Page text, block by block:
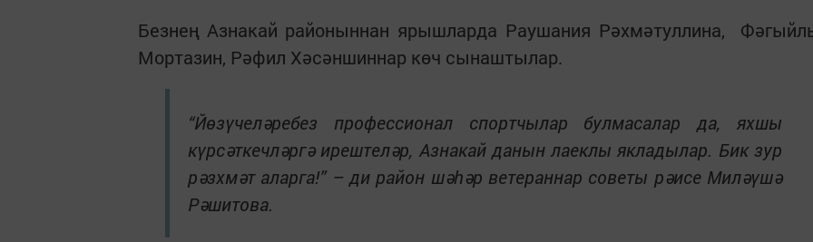
Безнең Азнакай районыннан ярышларда Раушания Рәхмәтуллина,
Мортазин, Рәфил Хәсәншиннар көч сынаштылар.
“Йөзүчеләребез профессионал спортчылар булмасалар да, яхшы
күрсәткечләргә ирештеләр, Азнакай данын лаеклы якладылар. Бик зур
рәзхмәт аларга!” – ди район шәһәр ветераннар советы рәисе Миләүшә
Рәшитова.